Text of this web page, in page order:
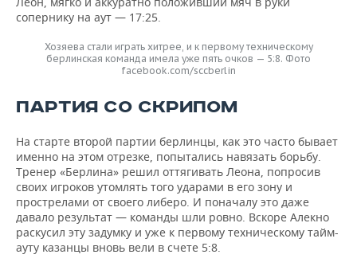
сопернику на аут — 17:25.
Хозяева стали играть хитрее, и к первому техническому
берлинская команда имела уже пять очков — 5:8. Фото
facebook.com/sccberlin
ПАРТИЯ СО СКРИПОМ
На старте второй партии берлинцы, как это часто бывает
именно на этом отрезке, попытались навязать борьбу.
Тренер «Берлина» решил оттягивать Леона, попросив
своих игроков утомлять того ударами в его зону и
прострелами от своего либеро. И поначалу это даже
давало результат — команды шли ровно. Вскоре Алекно
раскусил эту задумку и уже к первому техническому тайм-
ауту казанцы вновь вели в счете 5:8.